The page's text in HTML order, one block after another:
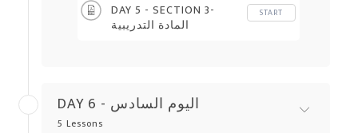
DAY 5 - SECTION 3-
المادة التدريبية
START
DAY 6 - اليوم السادس
5 Lessons